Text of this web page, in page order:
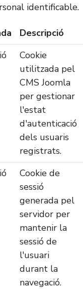
identificable.
Descripció
Cookie
utilitzada pel
CMS Joomla
per gestionar
l'estat
d'autenticació
dels usuaris
registrats.
Cookie de
sessió
generada pel
servidor per
mantenir la
sessió de
l'usuari
durant la
navegació.